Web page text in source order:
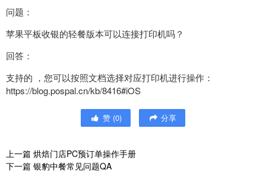
问题：
苹果平板收银的轻餐版本可以连接打印机吗？
回答：
支持的 ，您可以按照文档选择对应打印机进行操作：
https://blog.pospal.cn/kb/8416#iOS
赞 (0) 分享
上一篇 烘焙门店PC预订单操作手册
下一篇 银豹中餐常见问题QA